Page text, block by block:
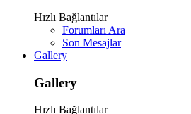
Hızlı Bağlantılar
Forumları Ara
Son Mesajlar
Gallery
Gallery
Hızlı Bağlantılar